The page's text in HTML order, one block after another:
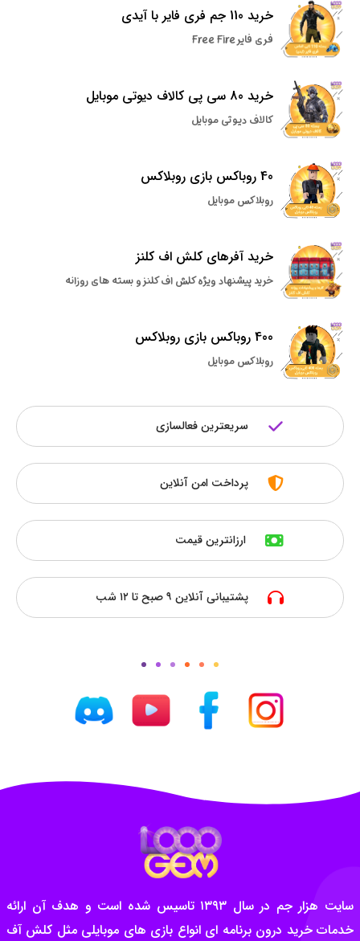
خرید 110 جم فری فایر با آیدی
فری فایر Free Fire
خرید 80 سی پی کالاف دیوتی موبایل
کالاف دیوتی موبایل
40 روباکس بازی روبلاکس
روبلاکس موبایل
خرید آفرهای کلش اف کلنز
خرید پیشنهاد ویژه کلش اف کلنز و بسته های روزانه
400 روباکس بازی روبلاکس
روبلاکس موبایل
سریعترین فعالسازی
پرداخت امن آنلاین
ارزانترین قیمت
پشتیبانی آنلاین ۹ صبح تا ۱۲ شب
سایت هزار جم در سال ۱۳۹۳ تاسیس شده است و هدف آن ارائه
خدمات خرید درون برنامه ای انواع بازی های موبایلی مثل کلش آف